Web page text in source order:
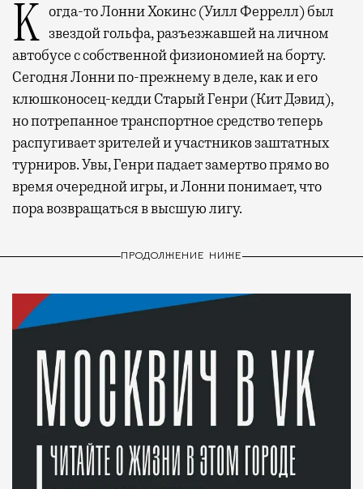
Когда-то Лонни Хокинс (Уилл Феррелл) был звездой гольфа, разъезжавшей на личном
автобусе с собственной физиономией на борту.
Сегодня Лонни по-прежнему в деле, как и его
клюшконосец-кедди Старый Генри (Кит Дэвид),
но потрепанное транспортное средство теперь
распугивает зрителей и участников заштатных
турниров. Увы, Генри падает замертво прямо во
время очередной игры, и Лонни понимает, что
пора возвращаться в высшую лигу.
ПРОДОЛЖЕНИЕ НИЖЕ